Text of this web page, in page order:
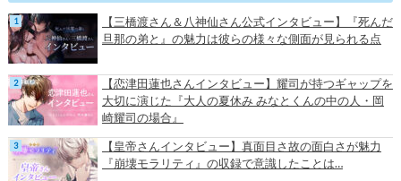
【三橋渡さん＆八神仙さん公式インタビュー】『死んだ
旦那の弟と』の魅力は彼らの様々な側面が見られる点
【恋津田蓮也さんインタビュー】耀司が持つギャップを
大切に演じた『大人の夏休み みなとくんの中の人・岡
崎耀司の場合』
【皇帝さんインタビュー】真面目さ故の面白さが魅力
『崩壊モラリティ』の収録で意識したことは…